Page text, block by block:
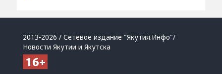
2013-2026 / Сетевое издание "Якутия.Инфо"/
Новости Якутии и Якутска